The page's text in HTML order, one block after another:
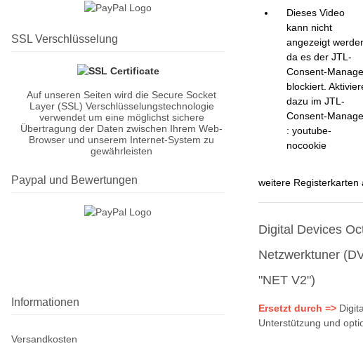
Dieses Video
kann nicht
angezeigt
da es der JTL-
Consent-
blockiert.
dazu im JTL-
Consent-
: youtube-
nocookie
weitere Registerkarten
Digital Devices
Netzwerktuner
"NET V2")
Ersetzt durch =>
Unterstützung und
SSL Verschlüsselung
Auf unseren Seiten wird die Secure Socket
Layer (SSL) Verschlüsselungstechnologie
verwendet um eine möglichst sichere
Übertragung der Daten zwischen Ihrem Web-
Browser und unserem Internet-System zu
gewährleisten
Paypal und Bewertungen
Informationen
Versandkosten